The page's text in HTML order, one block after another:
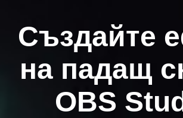
Създайте
на падащ
OBS